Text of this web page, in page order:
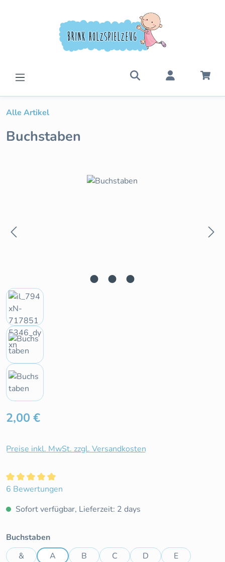
Alle Artikel
Buchstaben
Bildergalerie überspringen
Regulärer Preis:
2,00 €
Preise inkl. MwSt. zzgl. Versandkosten
Durchschnittliche Bewertung von 5 von 5 Sternen
6 Bewertungen
Sofort verfügbar, Lieferzeit: 2 days
Buchstabenauswählen
&
A B C D
E